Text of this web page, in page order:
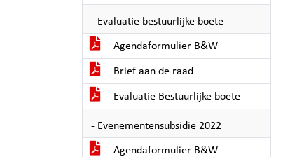
- Evaluatie bestuurlijke boete
Agendaformulier B&W
Brief aan de raad
Evaluatie Bestuurlijke boete
- Evenementensubsidie 2022
Agendaformulier B&W